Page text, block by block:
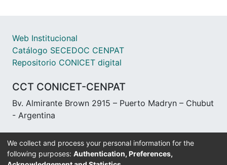
Web Institucional
Catálogo SECEDOC CENPAT
Repositorio CONICET digital
CCT CONICET-CENPAT
Bv. Almirante Brown 2915 – Puerto Madryn – Chubut
- Argentina
We collect and process your personal information for the
following purposes: Authentication, Preferences,